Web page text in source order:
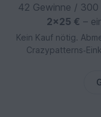
42 Gewinne /
2×25 € –
Kein Kauf nötig.